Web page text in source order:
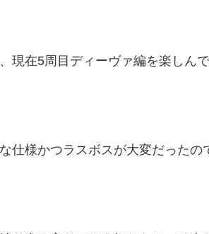
現在5周目ディーヴァ編を楽しん
仕様かつラスボスが大変だったの